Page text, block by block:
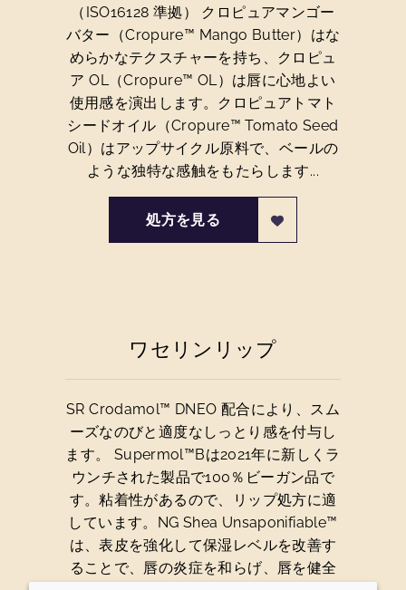
（ISO16128 準拠） クロピュアマンゴー
バター（Cropure™ Mango Butter）はな
めらかなテクスチャーを持ち、クロピュ
ア OL（Cropure™ OL）は唇に心地よい
使用感を演出します。クロピュアトマト
シードオイル（Cropure™ Tomato Seed
Oil）はアップサイクル原料で、ベールの
ような独特な感触をもたらします...
処方を見る
ワセリンリップ
SR Crodamol™ DNEO 配合により、スム
ーズなのびと適度なしっとり感を付与し
ます。 Supermol™Bは2021年に新しくラ
ウンチされた製品で100％ビーガン品で
す。粘着性があるので、リップ処方に適
しています。NG Shea Unsaponifiable™
は、表皮を強化して保湿レベルを改善す
ることで、唇の炎症を和らげ、唇を健全